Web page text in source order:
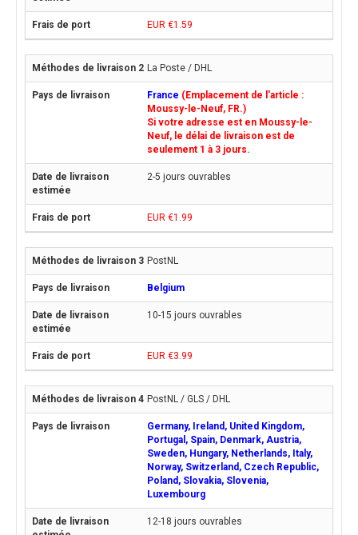
EUR €1.59
La Poste / DHL
France (Emplacement de l'article :
Moussy-le-Neuf, FR.)
Si votre adresse est en Moussy-le-
Neuf, le délai de livraison est de
seulement 1 à 3 jours.
2-5 jours ouvrables
EUR €1.99
PostNL
Belgium
10-15 jours ouvrables
EUR €3.99
PostNL / GLS / DHL
Germany, Ireland, United Kingdom,
Portugal, Spain, Denmark, Austria,
Sweden, Hungary, Netherlands, Italy,
Norway, Switzerland, Czech Republic,
Poland, Slovakia, Slovenia,
Luxembourg
12-18 jours ouvrables